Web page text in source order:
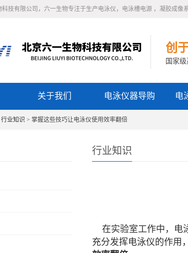
技有限公司，六一生物专注于生产电泳仪，电泳槽电源 ，凝胶成
创
国家
关于我们 电泳仪器导购 电
行业知识 > 掌握这些技巧让电泳仪使用效率翻倍
行业知识
在实验室工作中，电
充分发挥电泳仪的作用